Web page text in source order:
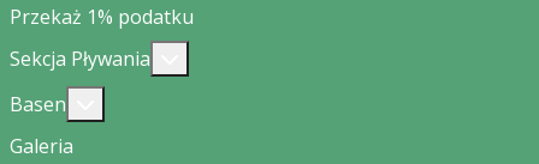
Przekaż 1% podatku
Sekcja Pływania
Basen
Galeria